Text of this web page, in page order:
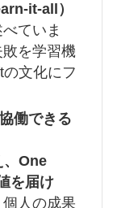
it-all）
ていま
を学習機
文化にフ
働できる
、One
を届け
人の成果